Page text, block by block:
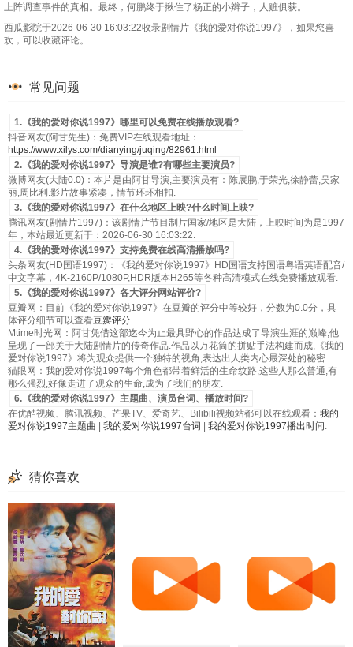
上阵调查事件的真相。最终，何鹏终于揪住了杨正的小辫子，人赃俱获。
西瓜影院于2026-06-30 16:03:22收录剧情片《我的爱对你说1997》，如果您喜
欢，可以收藏评论。
常见问题
1.《我的爱对你说1997》哪里可以免费在线播放观看?
抖音网友(阿甘先生)：免费VIP在线观看地址：
https://www.xilys.com/dianying/juqing/82961.html
2.《我的爱对你说1997》导演是谁?有哪些主要演员?
微博网友(大陆0.0)：本片是由阿甘导演,主要演员有：陈展鹏,于荣光,徐静蕾,吴家
丽,周比利.影片故事紧凑，情节环环相扣.
3.《我的爱对你说1997》在什么地区上映?什么时间上映?
腾讯网友(剧情片1997)：该剧情片节目制片国家/地区是大陆，上映时间为是1997
年，本站最近更新于：2026-06-30 16:03:22.
4.《我的爱对你说1997》支持免费在线高清播放吗?
头条网友(HD国语1997)：《我的爱对你说1997》HD国语支持国语粤语英语配音/
中文字幕，4K-2160P/1080P,HDR版本H265等各种高清模式在线免费播放观看.
5.《我的爱对你说1997》各大评分网站评价?
豆瓣网：目前《我的爱对你说1997》在豆瓣的评分中等较好，分数为0.0分，具
体评分细节可以查看豆瓣评分.
Mtime时光网：阿甘凭借这部迄今为止最具野心的作品达成了导演生涯的巅峰,他
呈现了一部关于大陆剧情片的传奇作品.作品以万花筒的拼贴手法构建而成,《我的
爱对你说1997》将为观众提供一个独特的视角,表达出人类内心最深处的秘密.
猫眼网：我的爱对你说1997每个角色都带着鲜活的生命纹路,这些人那么普通,有
那么强烈,好像走进了观众的生命,成为了我们的朋友.
6.《我的爱对你说1997》主题曲、演员台词、播放时间?
在优酷视频、腾讯视频、芒果TV、爱奇艺、Bilibili视频站都可以在线观看： 我的
爱对你说1997主题曲
我的爱对你说1997台词 我的爱对你说1997播出时间 .
猜你喜欢